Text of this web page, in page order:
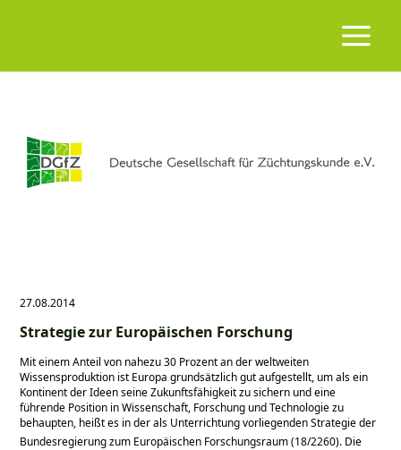
27.08.2014
Strategie zur Europäischen Forschung
Mit einem Anteil von nahezu 30 Prozent an der weltweiten
Wissensproduktion ist Europa grundsätzlich gut aufgestellt, um als ein
Kontinent der Ideen seine Zukunftsfähigkeit zu sichern und eine
führende Position in Wissenschaft, Forschung und Technologie zu
behaupten, heißt es in der als Unterrichtung vorliegenden Strategie der
Bundesregierung zum Europäischen Forschungsraum (18/2260). Die